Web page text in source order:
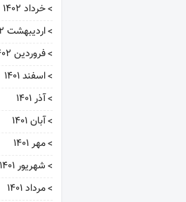
خرداد ۱۴۰۲
اردیبهشت ۱۴۰۲
فروردین ۱۴۰۲
اسفند ۱۴۰۱
آذر ۱۴۰۱
آبان ۱۴۰۱
مهر ۱۴۰۱
شهریور ۱۴۰۱
مرداد ۱۴۰۱